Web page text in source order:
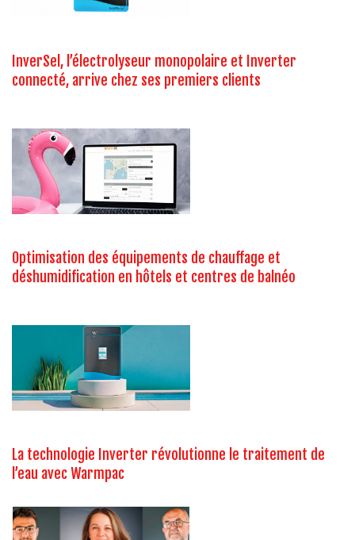
InverSel, l’électrolyseur monopolaire et Inverter
connecté, arrive chez ses premiers clients
Optimisation des équipements de chauffage et
déshumidification en hôtels et centres de balnéo
La technologie Inverter révolutionne le traitement de
l’eau avec Warmpac